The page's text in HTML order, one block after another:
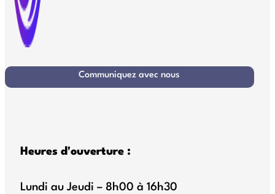
Communiquez avec nous
Heures d'ouverture :
Lundi au Jeudi – 8h00 à 16h30